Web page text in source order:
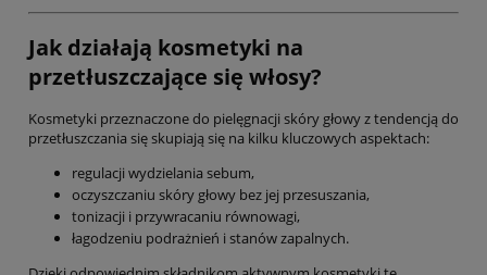
Jak działają kosmetyki na
przetłuszczające się włosy?
Kosmetyki przeznaczone do pielęgnacji skóry głowy z tendencją do
przetłuszczania się skupiają się na kilku kluczowych aspektach:
regulacji wydzielania sebum,
oczyszczaniu skóry głowy bez jej przesuszania,
tonizacji i przywracaniu równowagi,
łagodzeniu podrażnień i stanów zapalnych.